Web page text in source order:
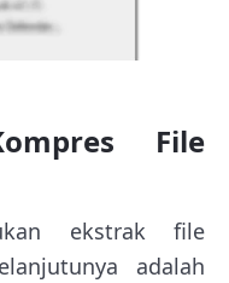
File
ekstrak file
adalah